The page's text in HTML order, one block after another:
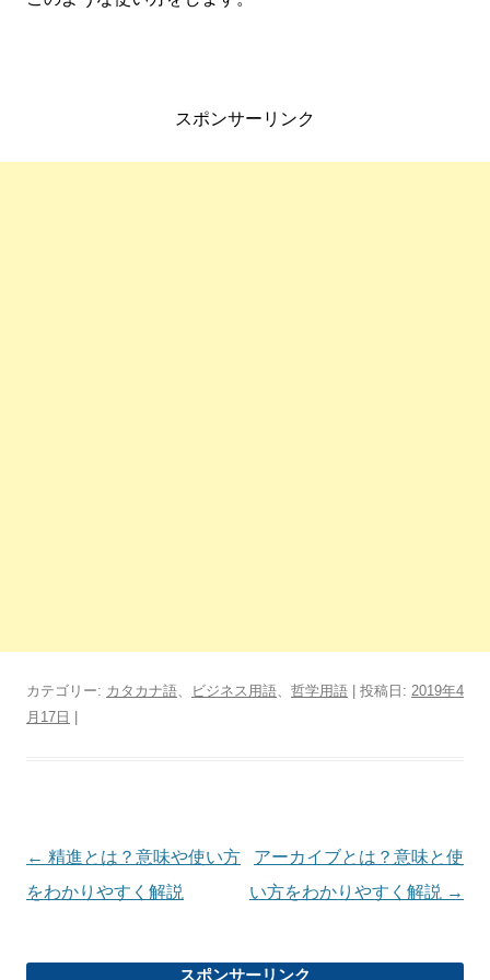
スポンサーリンク
カテゴリー: カタカナ語、 ビジネス用語、 哲学用語 | 投稿日: 2019年4
月17日
投
稿
ビ
← 精進とは？意味や使い方
をわかりやすく解説
アーカイブとは？意味と使
い方をわかりやすく解説 →
スポンサーリンク